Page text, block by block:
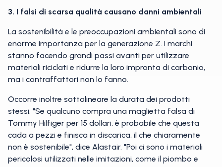
3. I falsi di scarsa qualità causano danni ambientali
La sostenibilità e le preoccupazioni ambientali sono di
enorme importanza per la generazione Z. I marchi
stanno facendo grandi passi avanti per utilizzare
materiali riciclati e ridurre la loro impronta di carbonio,
ma i contraffattori non lo fanno.
Occorre inoltre sottolineare la durata dei prodotti
stessi. "Se qualcuno compra una maglietta falsa di
Tommy Hilfiger per 15 dollari, è probabile che questa
cada a pezzi e finisca in discarica, il che chiaramente
non è sostenibile", dice Alastair. "Poi ci sono i materiali
pericolosi utilizzati nelle imitazioni, come il piombo e